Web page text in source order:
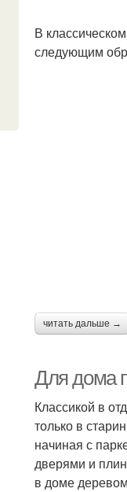
В
следующим
читать дальше →
Для дома
Классикой в
только в
начиная с
дверями и
в доме